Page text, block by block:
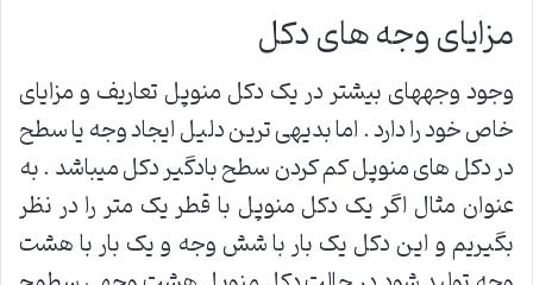
مزایای وجه های دکل
وجود وجههای بیشتر در یک دکل منوپل تعاریف و مزایای
خاص خود را دارد . اما بدیهی ترین دلیل ایجاد وجه یا سطح
در دکل های منوپل کم کردن سطح بادگیر دکل میباشد . به
عنوان مثال اگر یک دکل منوپل با قطر یک متر را در نظر
بگیریم و این دکل یک بار با شش وجه و یک بار با هشت